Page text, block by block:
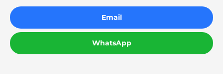
Email
WhatsApp